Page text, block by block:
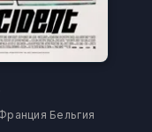
Бельгия